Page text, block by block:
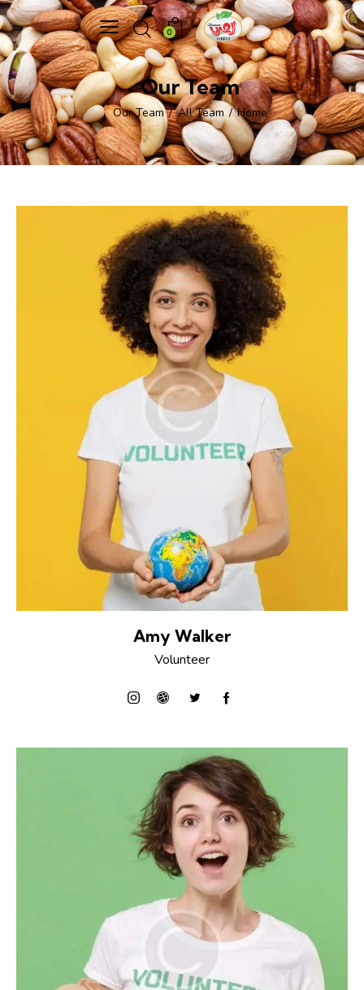
0
Our Team
Home
All Team
Our Team
Amy Walker
Volunteer